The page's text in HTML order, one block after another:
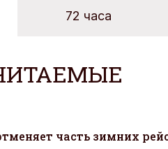
72 часа
часть зимних